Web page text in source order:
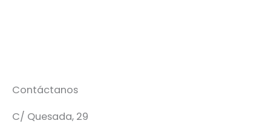
Contáctanos
C/ Quesada, 29